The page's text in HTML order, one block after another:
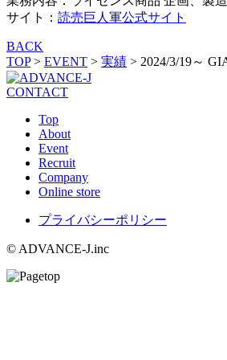
サイト： 読売巨人軍公式サイト
BACK
TOP> EVENT > 実績 > 2024/3/19～
CONTACT
Top
About
Event
Recruit
Company
Online store
プライバシーポリシー
© ADVANCE-J.inc